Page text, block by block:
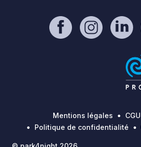
Mentions légales CGU
Politique de confidentialité